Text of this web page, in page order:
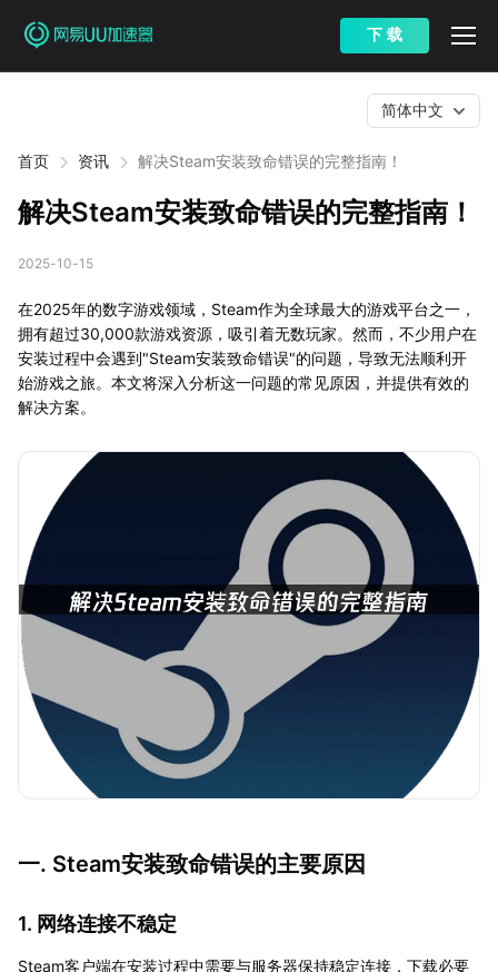
下 载
首页 资讯 解决Steam安装致命错误的完整指南！
简体中文
解决Steam安装致命错误的完整指南！
2025-10-15
在2025年的数字游戏领域，Steam作为全球最大的游戏平台之一，
拥有超过30,000款游戏资源，吸引着无数玩家。然而，不少用户在
安装过程中会遇到"Steam安装致命错误"的问题，导致无法顺利开
始游戏之旅。本文将深入分析这一问题的常见原因，并提供有效的
解决方案。
一. Steam安装致命错误的主要原因
1. 网络连接不稳定
Steam客户端在安装过程中需要与服务器保持稳定连接，下载必要